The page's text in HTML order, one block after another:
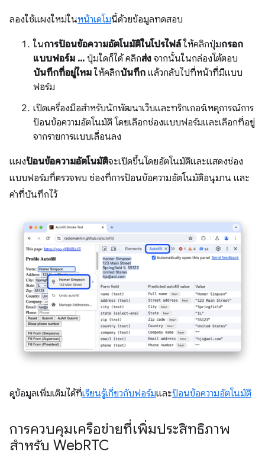
ลองใช้แผงใหม่ในหน้าเดโมนี้ด้วยข้อมูลทดสอบ
ในการป้อนข้อความอัตโนมัติในโปรไฟล์ให้คลิกปุ่มกรอก
แบบฟอร์ม ... ปุ่มใดก็ได้ คลิกส่ง จากนั้นในกล่องโต้ตอบ
บันทึกที่อยู่ไหม ให้คลิกบันทึก แล้วกลับไปที่หน้าที่มีแบบ
ฟอร์ม
เปิดเครื่องมือสำหรับนักพัฒนาเว็บและทริกเกอร์เหตุการณ์การ
ป้อนข้อความอัตโนมัติ โดยเลือกช่องแบบฟอร์มและเลือกที่อยู่
จากรายการแบบเลื่อนลง
แผงป้อนข้อความอัตโนมัติจะเปิดขึ้นโดยอัตโนมัติและแสดงช่อง
แบบฟอร์มที่ตรวจพบ ช่องที่การป้อนข้อความอัตโนมัติอนุมาน และ
ค่าที่บันทึกไว้
ดูข้อมูลเพิ่มเติมได้ที่เรียนรู้เกี่ยวกับฟอร์มและป้อนข้อความอัตโนมัติ
การควบคุมเครือข่ายที่เพิ่มประสิทธิภาพ
สำหรับ WebRTC